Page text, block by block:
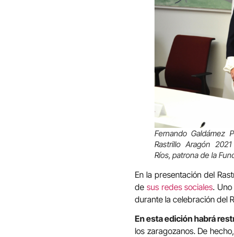
Fernando Galdámez
Rastrillo Aragón
Ríos, patrona de la
En la presentación del
de sus redes sociales.
durante la celebración del
En esta edición habrá
los zaragozanos. De